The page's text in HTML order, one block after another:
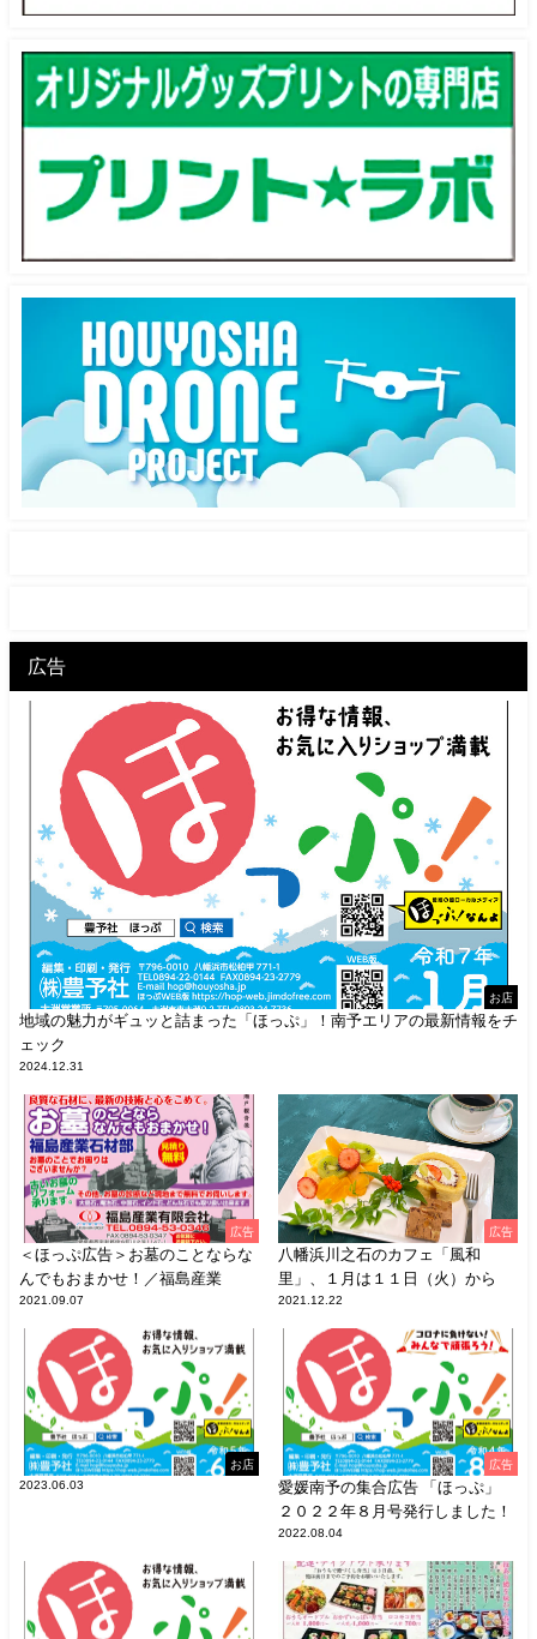
広告
お店
地域の魅力がギュッと詰まった「ほっぷ」！南予エリアの最新情報をチ
ェック
2024.12.31
広告
＜ほっぷ広告＞お墓のことならな
んでもおまかせ！／福島産業
2021.09.07
広告
八幡浜川之石のカフェ「風和
里」、１月は１１日（火）から
2021.12.22
お店
2023.06.03
広告
愛媛南予の集合広告 「ほっぷ」
２０２２年８月号発行しました！
2022.08.04